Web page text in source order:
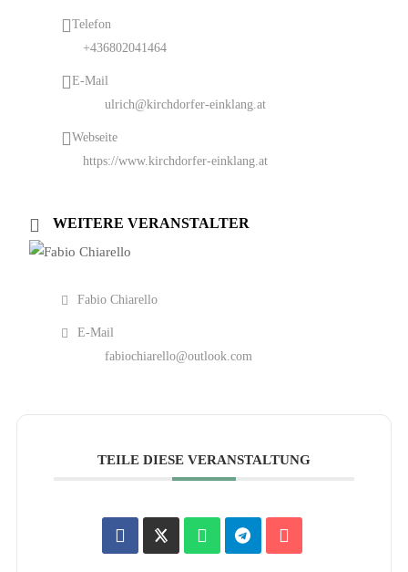
Telefon
+436802041464
E-Mail
ulrich@kirchdorfer-einklang.at
Webseite
https://www.kirchdorfer-einklang.at
WEITERE VERANSTALTER
Fabio Chiarello
E-Mail
fabiochiarello@outlook.com
TEILE DIESE VERANSTALTUNG